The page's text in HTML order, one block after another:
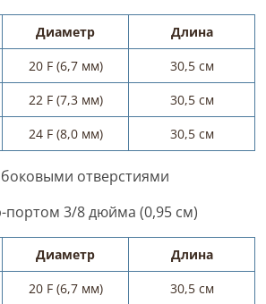
Диаметр
Длина
20 F (6,7 мм)
30,5 см
22 F (7,3 мм)
30,5 см
24 F (8,0 мм) 30,5 см
отверстиями
портом 3/8 дюйма (0,95 см)
Диаметр
Длина
20 F (6,7 мм)
30,5 см